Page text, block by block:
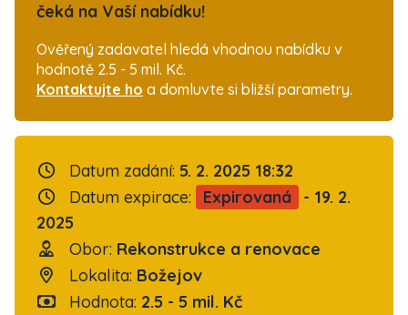
čeká na Vaší nabídku!
Ověřený zadavatel hledá vhodnou nabídku v
hodnotě 2.5 - 5 mil. Kč.
Kontaktujte ho a domluvte si bližší parametry.
Datum zadání: 5. 2. 2025 18:32
Datum expirace:
Expirovaná
- 19. 2.
2025
Obor: Rekonstrukce a renovace
Lokalita: Božejov
Hodnota: 2.5 - 5 mil. Kč